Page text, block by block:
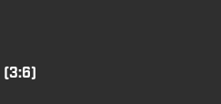
(3:6)